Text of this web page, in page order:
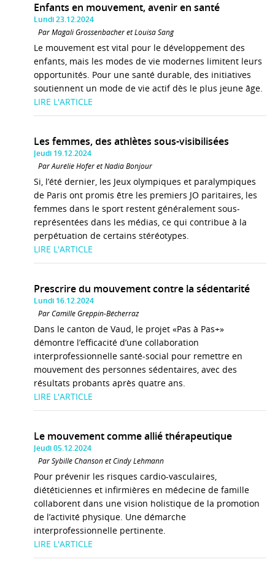
Enfants en mouvement, avenir en santé
Lundi 23.12.2024
Par Magali Grossenbacher et Louisa Sang
Le mouvement est vital pour le développement des
enfants, mais les modes de vie modernes limitent leurs
opportunités. Pour une santé durable, des initiatives
soutiennent un mode de vie actif dès le plus jeune âge.
LIRE L'ARTICLE
Les femmes, des athlètes sous-visibilisées
Jeudi 19.12.2024
Par Aurélie Hofer et Nadia Bonjour
Si, l’été dernier, les Jeux olympiques et paralympiques
de Paris ont promis être les premiers JO paritaires, les
femmes dans le sport restent généralement sous-
représentées dans les médias, ce qui contribue à la
perpétuation de certains stéréotypes.
LIRE L'ARTICLE
Prescrire du mouvement contre la sédentarité
Lundi 16.12.2024
Par Camille Greppin-Bécherraz
Dans le canton de Vaud, le projet «Pas à Pas+»
démontre l’efficacité d’une collaboration
interprofessionnelle santé-social pour remettre en
mouvement des personnes sédentaires, avec des
résultats probants après quatre ans.
LIRE L'ARTICLE
Le mouvement comme allié thérapeutique
Jeudi 05.12.2024
Par Sybille Chanson et Cindy Lehmann
Pour prévenir les risques cardio-vasculaires,
diététiciennes et infirmières en médecine de famille
collaborent dans une vision holistique de la promotion
de l’activité physique. Une démarche
interprofessionnelle pertinente.
LIRE L'ARTICLE